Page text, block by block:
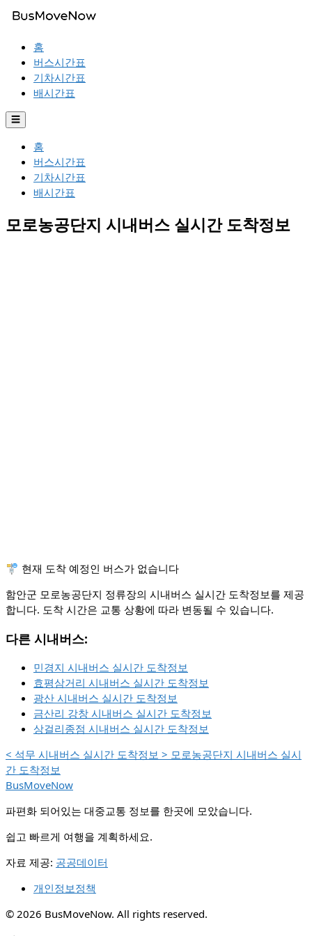
홈
버스시간표
기차시간표
배시간표
☰
홈
버스시간표
기차시간표
배시간표
모로농공단지 시내버스 실시간 도착정보
🚏 현재 도착 예정인 버스가 없습니다
함안군 모로농공단지 정류장의 시내버스 실시간 도착정보를 제공
합니다. 도착 시간은 교통 상황에 따라 변동될 수 있습니다.
다른 시내버스:
민경지 시내버스 실시간 도착정보
효평삼거리 시내버스 실시간 도착정보
광산 시내버스 실시간 도착정보
금산리 강창 시내버스 실시간 도착정보
상걸리종점 시내버스 실시간 도착정보
< 석무 시내버스 실시간 도착정보 > 모로농공단지 시내버스 실시
간 도착정보
BusMoveNow
파편화 되어있는 대중교통 정보를 한곳에 모았습니다.
쉽고 빠르게 여행을 계획하세요.
자료 제공: 공공데이터
개인정보정책
© 2026 BusMoveNow. All rights reserved.